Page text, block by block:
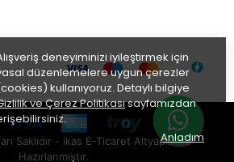
deneyiminizi iyileştirmek için
düzenlemelere uygun çerezler
kullanıyoruz. Detaylı bilgiye
ve Çerez Politikasısayfamızdan
Anladım
Saklıdır - ikas E-Ticaret Altyapısı ile
Hazırlanmıştır.